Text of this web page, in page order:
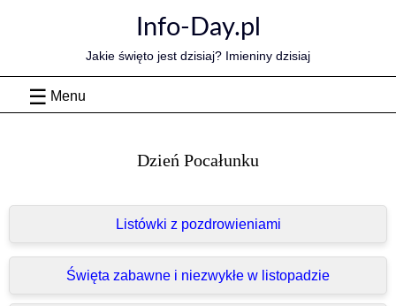
Info-Day.pl
Jakie święto jest dzisiaj? Imieniny dzisiaj
Menu
Dzień Pocałunku
Listówki z pozdrowieniami
Święta zabawne i niezwykłe w listopadzie